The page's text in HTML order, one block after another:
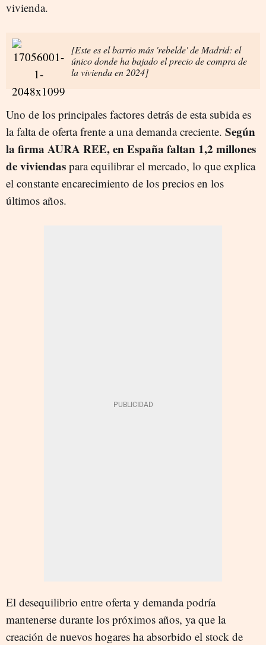
vivienda.
[Este es el barrio más 'rebelde' de Madrid: el
único donde ha bajado el precio de compra de
la vivienda en 2024]
Uno de los principales factores detrás de esta subida es
la falta de oferta frente a una demanda creciente. Según
la firma AURA REE, en España faltan 1,2 millones
de viviendas para equilibrar el mercado, lo que explica
el constante encarecimiento de los precios en los
últimos años.
El desequilibrio entre oferta y demanda podría
mantenerse durante los próximos años, ya que la
creación de nuevos hogares ha absorbido el stock de